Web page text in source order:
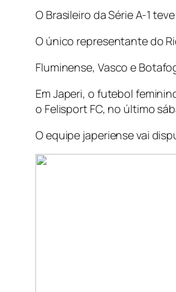
O Brasileiro da Série A-1
O único representante do
Fluminense, Vasco e
Em Japeri, o futebol
o Felisport FC, no último
O equipe japeriense vai